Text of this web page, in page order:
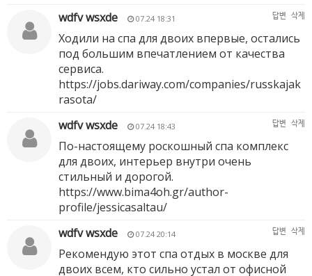
wdfv wsxde
07.24 18:31 답변 삭제
Ходили на спа для двоих впервые, остались
под большим впечатлением от качества
сервиса.
https://jobs.dariway.com/companies/russkajak
rasota/
wdfv wsxde
07.24 18:43 답변 삭제
По-настоящему роскошный спа комплекс
для двоих, интерьер внутри очень
стильный и дорогой.
https://www.bima4oh.gr/author-
profile/jessicasaltau/
wdfv wsxde
07.24 20:14 답변 삭제
Рекомендую этот спа отдых в москве для
двоих всем, кто сильно устал от офисной